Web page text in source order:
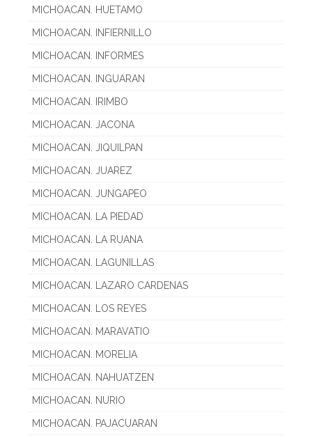
MICHOACAN. HUETAMO
MICHOACAN. INFIERNILLO
MICHOACAN. INFORMES
MICHOACAN. INGUARAN
MICHOACAN. IRIMBO
MICHOACAN. JACONA
MICHOACAN. JIQUILPAN
MICHOACAN. JUAREZ
MICHOACAN. JUNGAPEO
MICHOACAN. LA PIEDAD
MICHOACAN. LA RUANA
MICHOACAN. LAGUNILLAS
MICHOACAN. LAZARO CARDENAS
MICHOACAN. LOS REYES
MICHOACAN. MARAVATIO
MICHOACAN. MORELIA
MICHOACAN. NAHUATZEN
MICHOACAN. NURIO
MICHOACAN. PAJACUARAN